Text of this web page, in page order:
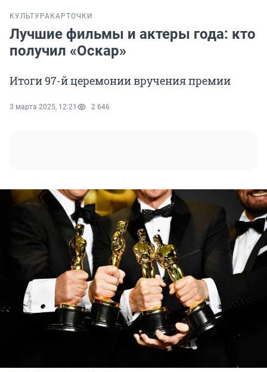
КУЛЬТУРА КАРТОЧКИ
Лучшие фильмы и актеры года: кто
получил «Оскар»
Итоги 97-й церемонии вручения премии
3 марта 2025, 12:21 2 646